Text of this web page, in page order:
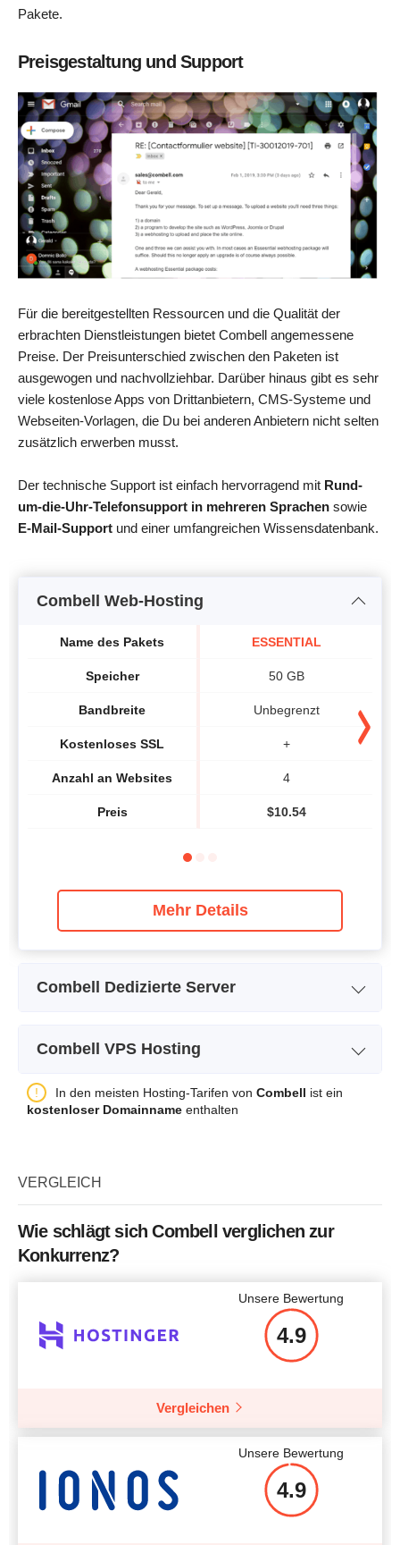
Pakete.
Preisgestaltung und Support
Für die bereitgestellten Ressourcen und die Qualität der
erbrachten Dienstleistungen bietet Combell angemessene
Preise. Der Preisunterschied zwischen den Paketen ist
ausgewogen und nachvollziehbar. Darüber hinaus gibt es sehr
viele kostenlose Apps von Drittanbietern, CMS-Systeme und
Webseiten-Vorlagen, die Du bei anderen Anbietern nicht selten
zusätzlich erwerben musst.
Der technische Support ist einfach hervorragend mit Rund-
um-die-Uhr-Telefonsupport in mehreren Sprachen sowie
E-Mail-Support und einer umfangreichen Wissensdatenbank.
Combell Web-Hosting
Name des Pakets
Speicher
Bandbreite
Kostenloses SSL
Anzahl an Websites
Preis
ESSENTIAL
50 GB
Unbegrenzt
+
4
$10.54
Mehr Details
Combell Dedizierte Server
Bandbreite Unbegrenzt
Mehr Details
Combell VPS Hosting
Name des Pakets
Prozessor / CPU
Arbeitsspeicher / RAM
Preis
VPS 1 PRO
512 MB
In den meisten Hosting-Tarifen von Combell ist ein
kostenloser Domainname enthalten
VERGLEICH
Wie schlägt sich Combell verglichen zur
Konkurrenz?
Unsere Bewertung
4.9
Vergleichen
Unsere Bewertung
4.9